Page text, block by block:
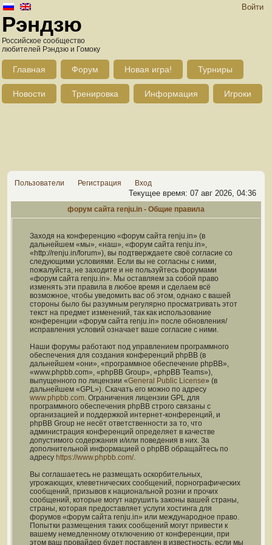
Войти
Рэндзю
Российское сообщество
любителей Рэндзю и Гомоку
Главная Форум Новая игра! Турниры
Новости Тренировка Информация Игроки
Пользователи Регистрация Вход
Текущее время: 07 авг 2026, 04:36
форум сайта renju.in - Общие правила
Заходя на конференцию «форум сайта renju.in» (в
дальнейшем «мы», «наш», «форум сайта renju.in»,
«http://renju.in/forum»), вы подтверждаете своё согласие со
следующими условиями. Если вы не согласны с ними,
пожалуйста, не заходите и не пользуйтесь форумами
«форум сайта renju.in». Мы оставляем за собой право
изменять эти правила в любое время и сделаем всё
возможное, чтобы уведомить вас об этом, однако с вашей
стороны было бы разумным регулярно просматривать этот
текст на предмет изменений, так как использование
конференции «форум сайта renju.in» после обновления/
исправления условий означает ваше согласие с ними.
Наши форумы работают под управлением программного
обеспечения для создания конференций phpBB (в
дальнейшем «они», «программное обеспечение phpBB»,
«www.phpbb.com», «phpBB Group», «phpBB Teams»),
выпущенного по лицензии «General Public License» (в
дальнейшем «GPL»). Скачать его можно по адресу
www.phpbb.com. Ограничения лицензии GPL для
программного обеспечения phpBB строго связаны с
организацией и поддержкой интернет-конференций, и
phpBB Group не несёт ответственности за то, что
администрация конференций определяет в качестве
допустимого содержания и/или поведения в них. За
дополнительной информацией о phpBB обращайтесь по
адресу https://www.phpbb.com/.
Вы соглашаетесь не размещать оскорбительных,
угрожающих, клеветнических сообщений, порнографических
сообщений, призывов к национальной розни и прочих
сообщений, которые могут нарушить законы вашей страны,
страны, которая предоставляет услуги хостинга для
форумов «форум сайта renju.in» или международное право.
Попытки размещения таких сообщений могут привести к
вашему немедленному отключению от конференции, при
этом ваш провайдер будет поставлен в известность, если мы